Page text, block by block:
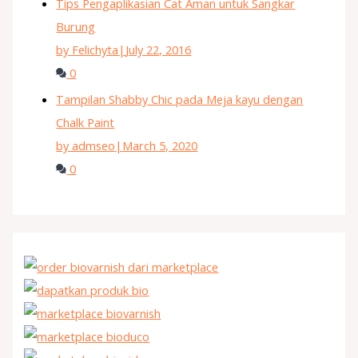
Tips Pengaplikasian Cat Aman untuk Sangkar
Burung
by Felichyta | July 22, 2016
0
Tampilan Shabby Chic pada Meja kayu dengan
Chalk Paint
by admseo | March 5, 2020
0